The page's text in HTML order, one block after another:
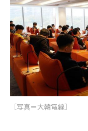
［写真＝大韓電線］